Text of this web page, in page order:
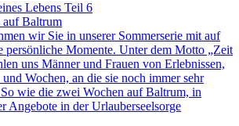
Lebens Teil 6
auf Baltrum
wir Sie in unserer Sommerserie mit auf
persönliche Momente. Unter dem Motto „Zeit
uns Männer und Frauen von Erlebnissen,
Wochen, an die sie noch immer sehr
wie die zwei Wochen auf Baltrum, in
Angebote in der Urlauberseelsorge